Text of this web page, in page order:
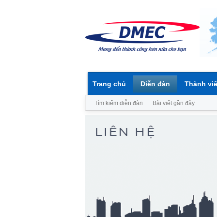
Trang chủ Diễn đàn
Tìm kiếm diễn đàn Bài viết gần đây
Thành